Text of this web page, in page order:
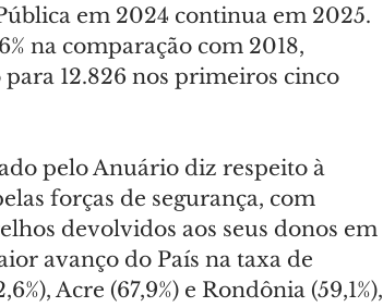
em 2024 continua em 2025.
na comparação com 2018,
12.826 nos primeiros cinco
pelo Anuário diz respeito à
forças de segurança, com
devolvidos aos seus donos em
avanço do País na taxa de
Acre (67,9%) e Rondônia (59,1%),